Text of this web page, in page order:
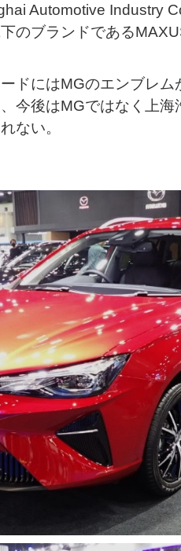
Automotive Industry
のブランドである
ドにはMGのエンブレム
今後はMGではなく上
ない。